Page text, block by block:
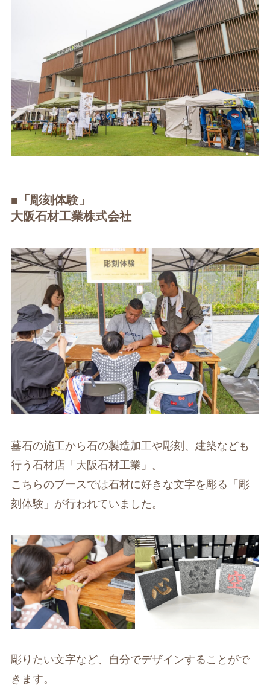
■「彫刻体験」
大阪石材工業株式会社
墓石の施工から石の製造加工や彫刻、建築なども
行う石材店「大阪石材工業」。
こちらのブースでは石材に好きな文字を彫る「彫
刻体験」が行われていました。
彫りたい文字など、自分でデザインすることがで
きます。